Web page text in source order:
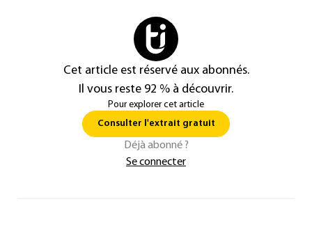
Cet article est réservé aux abonnés.
Il vous reste 92 % à découvrir.
Pour explorer cet article
Consulter l'extrait gratuit
Déjà abonné ?
Se connecter